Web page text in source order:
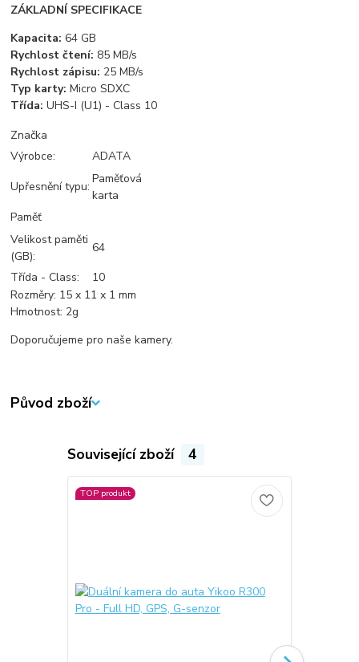
ZÁKLADNÍ SPECIFIKACE
Kapacita: 64 GB
Rychlost čtení: 85 MB/s
Rychlost zápisu: 25 MB/s
Typ karty: Micro SDXC
Třída: UHS-I (U1) - Class 10
Značka
Výrobce:
ADATA
Upřesnění typu:
Paměťová
karta
Paměť
Velikost paměti
(GB):
64
Třída - Class:
10
Rozměry: 15 x 11 x 1 mm
Hmotnost: 2g
Doporučujeme pro naše kamery.
Původ zboží
Související zboží 4
TOP produkt